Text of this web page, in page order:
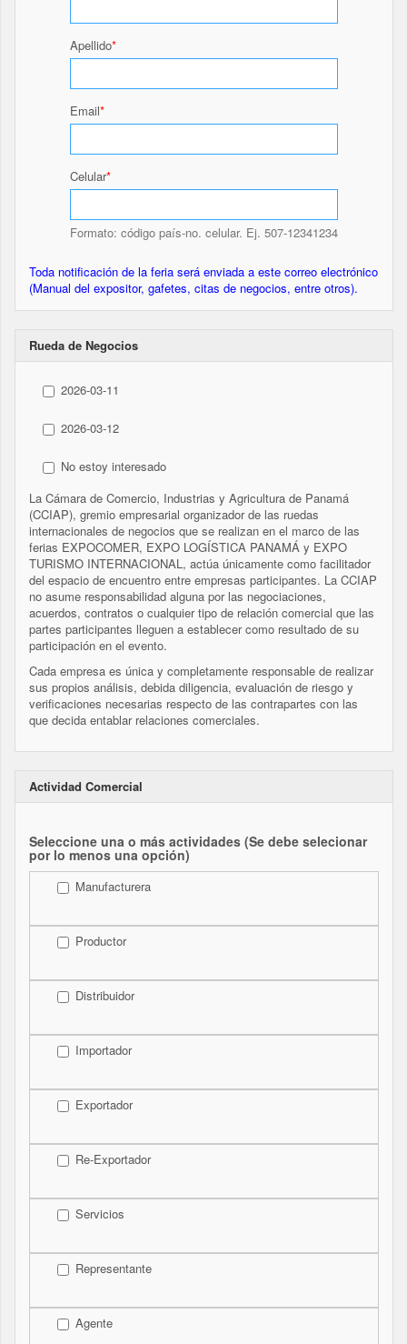
Apellido
Email
Celular
Formato: código país-no. celular. Ej. 507-12341234
Toda notificación de la feria será enviada a este correo electrónico
(Manual del expositor, gafetes, citas de negocios, entre otros).
Rueda de Negocios
2026-03-11
2026-03-12
No estoy interesado
La Cámara de Comercio, Industrias y Agricultura de Panamá
(CCIAP), gremio empresarial organizador de las ruedas
internacionales de negocios que se realizan en el marco de las
ferias EXPOCOMER, EXPO LOGÍSTICA PANAMÁ y EXPO
TURISMO INTERNACIONAL, actúa únicamente como facilitador
del espacio de encuentro entre empresas participantes. La CCIAP
no asume responsabilidad alguna por las negociaciones,
acuerdos, contratos o cualquier tipo de relación comercial que las
partes participantes lleguen a establecer como resultado de su
participación en el evento.
Cada empresa es única y completamente responsable de realizar
sus propios análisis, debida diligencia, evaluación de riesgo y
verificaciones necesarias respecto de las contrapartes con las
que decida entablar relaciones comerciales.
Actividad Comercial
Seleccione una o más actividades (Se debe selecionar
por lo menos una opción)
Manufacturera
Productor
Distribuidor
Importador
Exportador
Re-Exportador
Servicios
Representante
Agente